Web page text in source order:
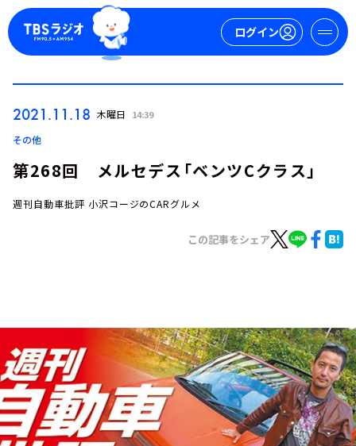
ログイン
トピックス
TBS Podcast
お知らせ
イベント・グッズ
YouTube
会社情報
2021.11.18 木曜日 14:39
その他
第268回 メルセデス「ベンツCクラス」
週刊自動車批評 小沢コージのCARグルメ
この記事をシェア